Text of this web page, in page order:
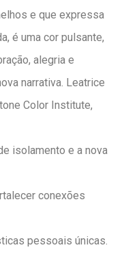
e que expressa
é uma cor pulsante,
alegria e
narrativa. Leatrice
Color Institute,
isolamento e a nova
conexões
pessoais únicas.